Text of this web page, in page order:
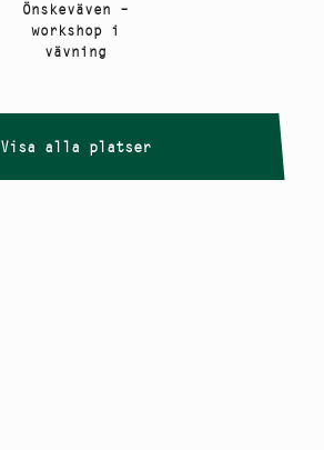
Önskeväven –
workshop i
vävning
Visa alla platser